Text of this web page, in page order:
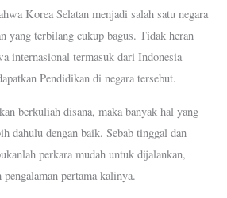
t Korea Selatan menjadi salah satu negara
yang terbilang cukup bagus. Tidak heran
internasional termasuk dari Indonesia
Pendidikan di negara tersebut.
berkuliah disana, maka banyak hal yang
dahulu dengan baik. Sebab tinggal dan
perkara mudah untuk dijalankan,
pertama kalinya.